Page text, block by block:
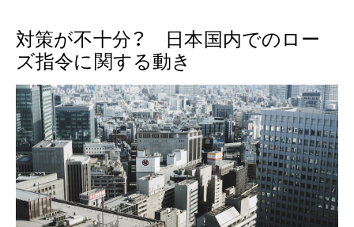
対策が不十分？ 日本国内でのロー
ズ指令に関する動き